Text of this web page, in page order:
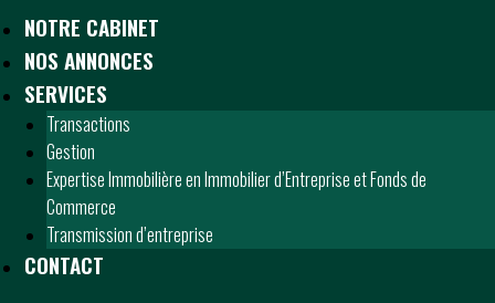
t
e
t
NOTRE CABINET
NOS ANNONCES
SERVICES
Transactions
Gestion
Expertise Immobilière en Immobilier d’Entreprise et Fonds de
Commerce
Transmission d’entreprise
CONTACT